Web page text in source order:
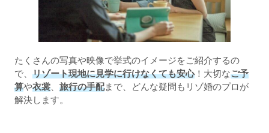
たくさんの写真や映像で挙式のイメージをご紹介するの
で、 リゾート現地に見学に行けなくても安心！大切なご予
算や衣裳 旅行の手配まで、どんな疑問もリゾ婚のプロが
解決します。